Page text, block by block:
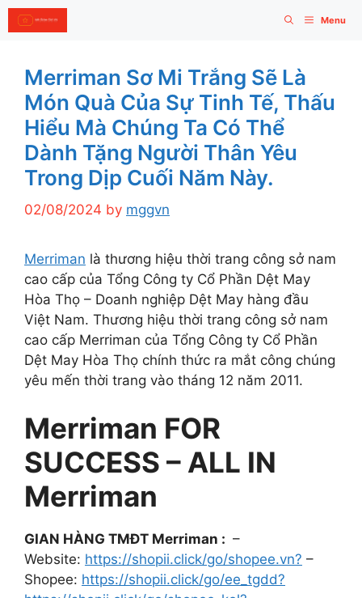
Skip
to
Menu
Merriman Sơ Mi Trắng Sẽ Là
Món Quà Của Sự Tinh Tế, Thấu
Hiểu Mà Chúng Ta Có Thể
Dành Tặng Người Thân Yêu
Trong Dịp Cuối Năm Này.
02/08/2024 by mggvn
Merriman là thương hiệu thời trang công sở nam
cao cấp của Tổng Công ty Cổ Phần Dệt May
Hòa Thọ – Doanh nghiệp Dệt May hàng đầu
Việt Nam. Thương hiệu thời trang công sở nam
cao cấp Merriman của Tổng Công ty Cổ Phần
Dệt May Hòa Thọ chính thức ra mắt công chúng
yêu mến thời trang vào tháng 12 năm 2011.
Merriman FOR
SUCCESS – ALL IN
Merriman
GIAN HÀNG TMĐT Merriman : –
Website: https://shopii.click/go/shopee.vn? –
Shopee: https://shopii.click/go/ee_tgdd?